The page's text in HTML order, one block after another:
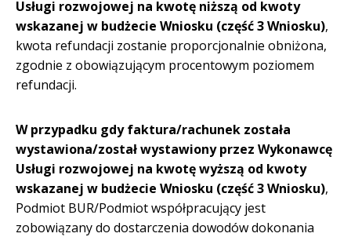
Usługi rozwojowej na kwotę niższą od kwoty
wskazanej w budżecie Wniosku (część 3 Wniosku),
kwota refundacji zostanie proporcjonalnie obniżona,
zgodnie z obowiązującym procentowym poziomem
refundacji.
W przypadku gdy faktura/rachunek została
wystawiona/został wystawiony przez Wykonawcę
Usługi rozwojowej na kwotę wyższą od kwoty
wskazanej w budżecie Wniosku (część 3 Wniosku),
Podmiot BUR/Podmiot współpracujący jest
zobowiązany do dostarczenia dowodów dokonania